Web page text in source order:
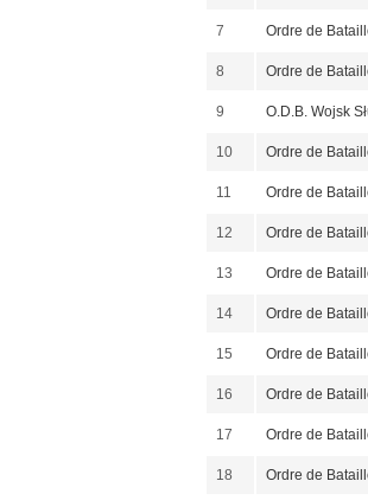
7 Ordre de
8 Ordre de
9 O.D.B. Wojsk
10 Ordre de
11 Ordre de
12 Ordre de
13 Ordre de
14 Ordre de
15 Ordre de
16 Ordre de
17 Ordre de
18 Ordre de